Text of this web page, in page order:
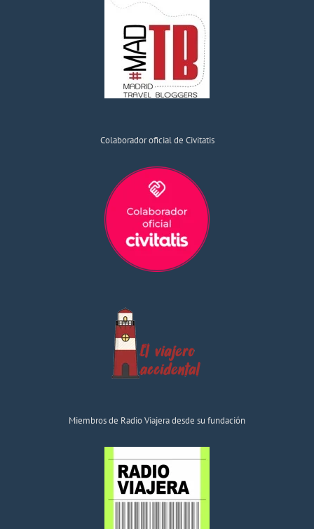
Colaborador oficial de Civitatis
Miembros de Radio Viajera desde su fundación